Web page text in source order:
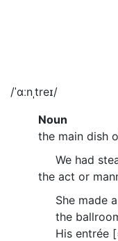
/ˈɑːnˌtreɪ/
Noun
the main dish
We had
the act or
She made
the
His entrée